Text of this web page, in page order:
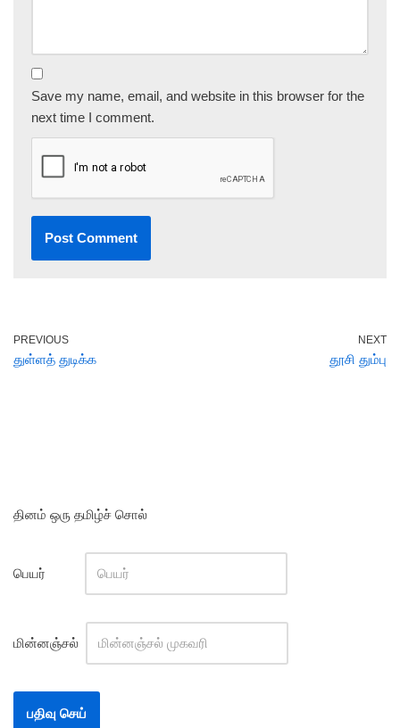
Save my name, email, and website in this browser for the
next time I comment.
PREVIOUS
துள்ளத் துடிக்க
NEXT
தூசி தும்பு
தினம் ஒரு தமிழ்ச் சொல்
பெயர்
மின்னஞ்சல்